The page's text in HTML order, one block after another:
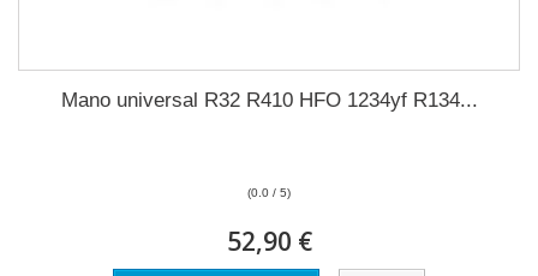
Mano universal R32 R410 HFO 1234yf R134...
(0.0 / 5)
52,90 €